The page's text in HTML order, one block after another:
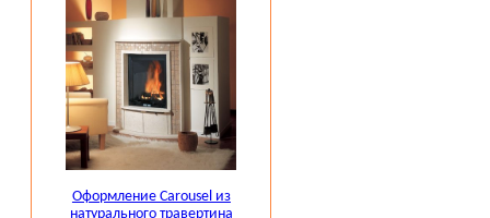
Оформление Carousel из
натурального травертина